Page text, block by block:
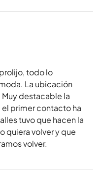
todo lo
La ubicación
destacable la
primer contacto ha
tuvo que hacen la
quiera volver y que
volver.